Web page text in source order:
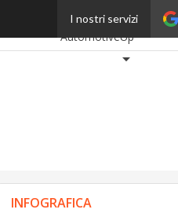
I nostri servizi
Ultimi articoli
AutomotiveUp
Proptech
INFOGRAFICA